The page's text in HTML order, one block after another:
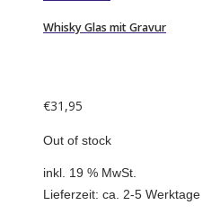
Whisky Glas mit Gravur
€31,95
Out of stock
inkl. 19 % MwSt.
Lieferzeit: ca. 2-5 Werktage